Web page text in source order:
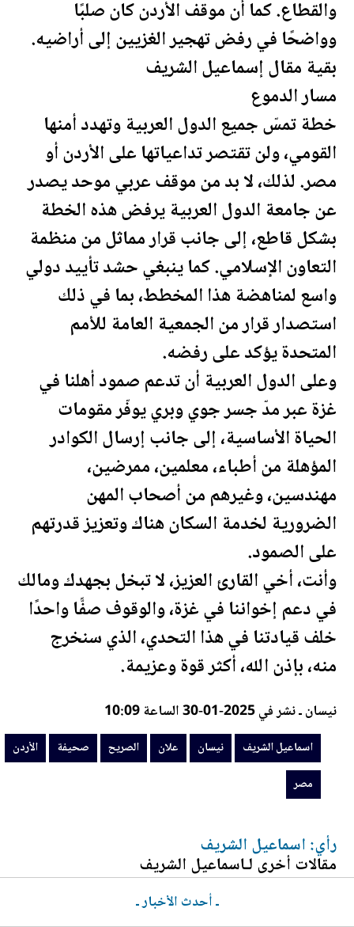
والقطاع. كما أن موقفالأردنكان صلبًا
وواضحًا في رفض تهجير الغزيين إلى أراضيه.
بقية مقال إسماعيل الشريف
مسار الدموع
خطة تمسّ جميع الدول العربية وتهدد أمنها
القومي، ولن تقتصر تداعياتها علىالأردنأو
مصر. لذلك، لا بد من موقف عربي موحد يصدر
عن جامعة الدول العربية يرفض هذه الخطة
بشكل قاطع، إلى جانب قرار مماثل من منظمة
التعاون الإسلامي. كما ينبغي حشد تأييد دولي
واسع لمناهضة هذا المخطط، بما في ذلك
استصدار قرار من الجمعية العامة للأمم
المتحدة يؤكد على رفضه.
وعلى الدول العربية أن تدعم صمود أهلنا في
غزة عبر مدّ جسر جوي وبري يوفّر مقومات
الحياة الأساسية، إلى جانب إرسال الكوادر
المؤهلة من أطباء، معلمين، ممرضين،
مهندسين، وغيرهم من أصحاب المهن
الضرورية لخدمة السكان هناك وتعزيز قدرتهم
على الصمود.
وأنت، أخي القارئ العزيز، لا تبخل بجهدك ومالك
في دعم إخواننا في غزة، والوقوف صفًّا واحدًا
خلف قيادتنا في هذا التحدي، الذي سنخرج
منه، بإذن الله، أكثر قوة وعزيمة.
نيسان ـ نشر في 2025-01-30 الساعة 10:09
اسماعيل الشريف نيسان علان الصريح صحيفة
الأردن
مصر
رأي: اسماعيل الشريف
مقالات أخرى لـاسماعيل الشريف
ـ أحدث الأخبار ـ